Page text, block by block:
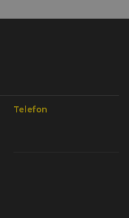
Telefon